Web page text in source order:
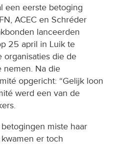
een eerste betoging
ACEC en Schréder
lanceerden
25 april in Luik te
organisaties die de
nemen. Na die
opgericht: “Gelijk loon
werd een van de
miste haar
er toch